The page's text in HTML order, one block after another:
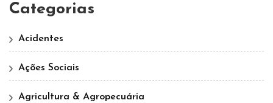
Categorias
Acidentes
Ações Sociais
Agricultura & Agropecuária